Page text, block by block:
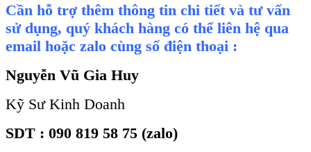
Cần hỗ trợ thêm thông tin chi tiết và tư vấn
sử dụng, quý khách hàng có thể liên hệ qua
email hoặc zalo cùng số điện thoại :
Nguyễn Vũ Gia Huy
Kỹ Sư Kinh Doanh
SDT : 090 819 58 75 (zalo)